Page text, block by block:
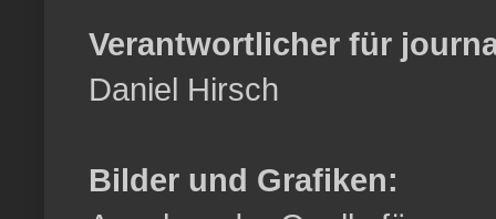
Verantwortlicher für
Daniel Hirsch
Bilder und Grafiken: